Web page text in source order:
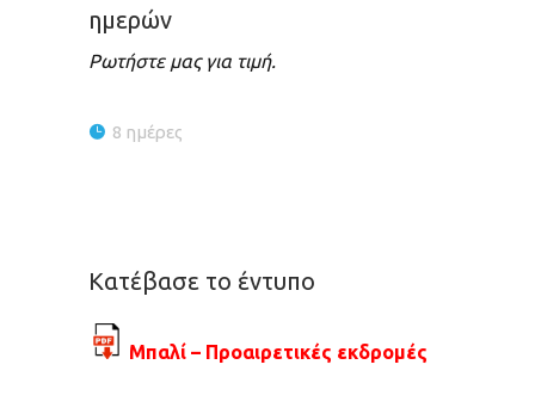
ημερών
Ρωτήστε μας για τιμή.
8 ημέρες
Κατέβασε το έντυπο
Μπαλί – Προαιρετικές εκδρομές